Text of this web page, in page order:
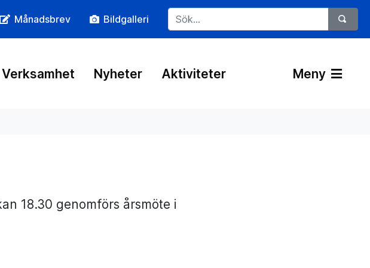
Månadsbrev Bildgalleri
Verksamhet Nyheter Aktiviteter Meny
18.30 genomförs årsmöte i